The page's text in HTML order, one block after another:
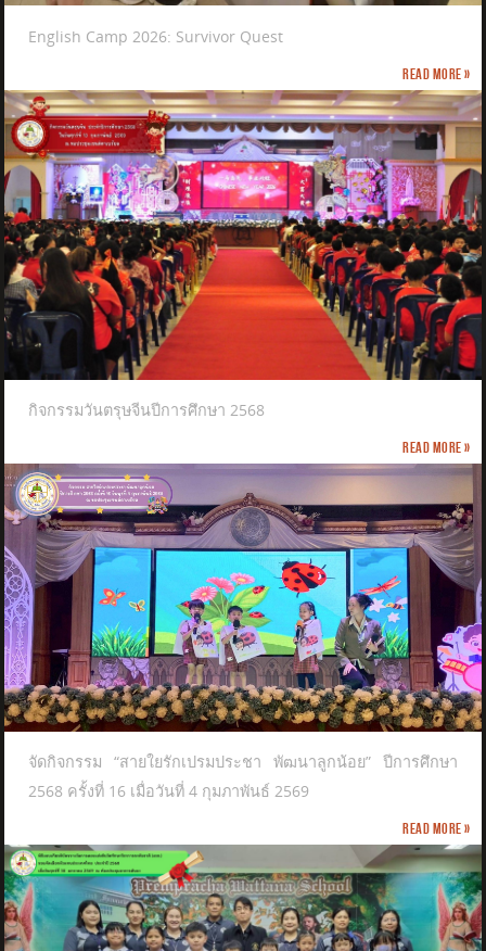
English Camp 2026: Survivor Quest
Read more »
กิจกรรมวันตรุษจีนปีการศึกษา 2568
Read more »
จัดกิจกรรม “สายใยรักเปรมประชา พัฒนาลูกน้อย” ปีการศึกษา
2568 ครั้งที่ 16 เมื่อวันที่ 4 กุมภาพันธ์ 2569
Read more »